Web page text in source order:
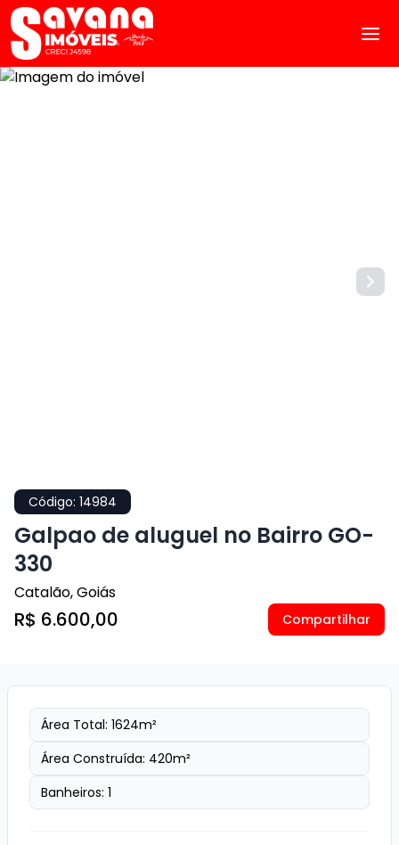
Código: 14984
Galpao de aluguel no Bairro GO-
330
Catalão,Goiás
R$ 6.600,00 Compartilhar
Área Total: 1624m²
Área Construída: 420m²
Banheiros: 1